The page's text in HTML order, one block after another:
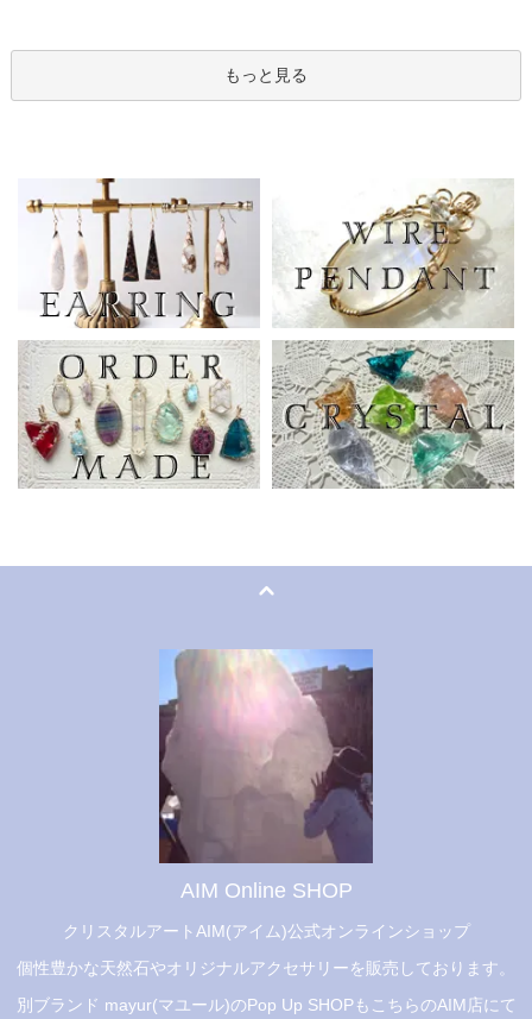
もっと見る
AIM Online SHOP
クリスタルアートAIM(アイム)公式オンラインショップ
個性豊かな天然石やオリジナルアクセサリーを販売しております。
別ブランド mayur(マユール)のPop Up SHOPもこちらのAIM店にて